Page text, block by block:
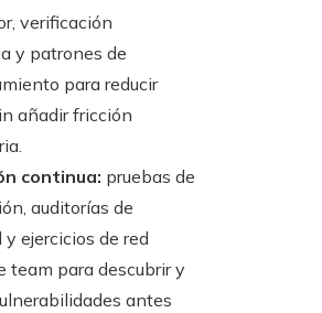
verificación
y patrones de
para reducir
añadir fricción
continua: pruebas de
auditorías de
y ejercicios de red
team para descubrir y
antes